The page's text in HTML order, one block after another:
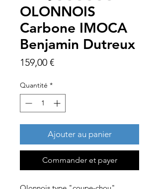
OLONNOIS
Carbone IMOCA
Benjamin Dutreux
159,00 €Prix
Quantité *
Ajouter au panier
Commander et payer